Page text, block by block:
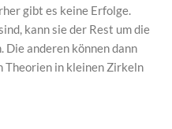
gibt es keine Erfolge.
kann sie der Rest um die
anderen können dann
Theorien in kleinen Zirkeln